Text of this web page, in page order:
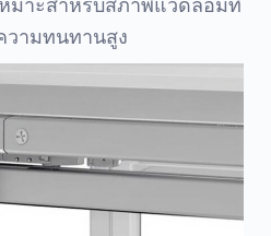
มาะสำหรับสภาพแวดล้อมที่
วามทนทานสูง